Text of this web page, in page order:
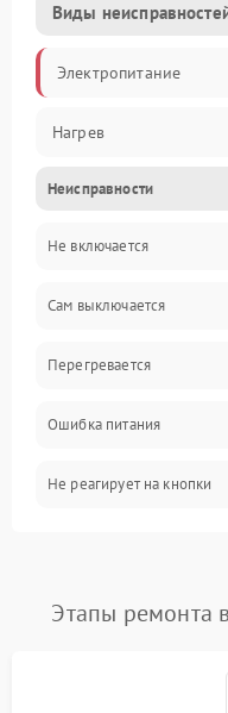
Виды
Электропитание
Нагрев
Неисправности
Не включается
Сам выключается
Перегревается
Ошибка питания
Не реагирует на кнопки
Этапы ремонта